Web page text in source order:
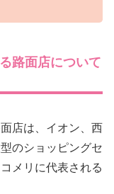
路面店について
店は、イオン、西
のショッピングセ
メリに代表される